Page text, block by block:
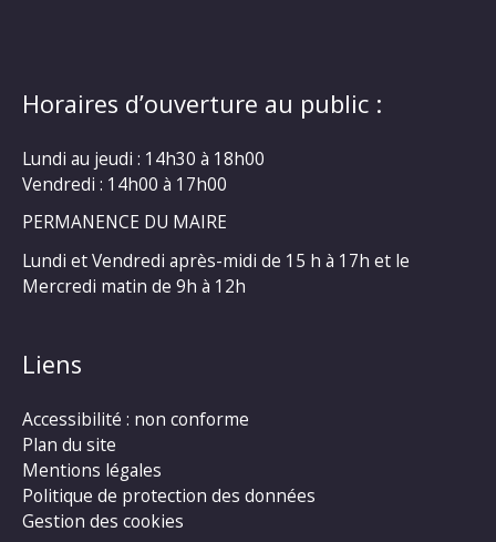
Horaires d’ouverture au public :
Lundi au jeudi : 14h30 à 18h00
Vendredi : 14h00 à 17h00
PERMANENCE DU MAIRE
Lundi et Vendredi après-midi de 15 h à 17h et le
Mercredi matin de 9h à 12h
Liens
Accessibilité : non conforme
Plan du site
Mentions légales
Politique de protection des données
Gestion des cookies